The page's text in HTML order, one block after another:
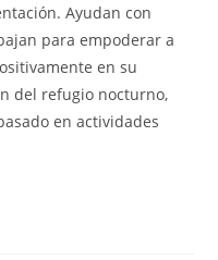
Ayudan con
para empoderar a
en su
del refugio nocturno,
en actividades